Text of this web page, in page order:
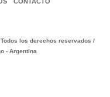
Todos los derechos reservados /
- Argentina